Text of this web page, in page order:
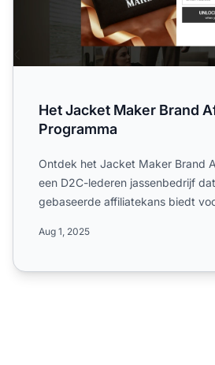
Het Jacket Maker Brand
Programma
Ontdek het Jacket Maker Brand
een D2C-lederen jassenbedrijf
gebaseerde affiliatekans biedt
Aug 1, 2025